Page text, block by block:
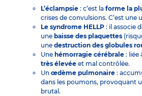
L’éclampsie : c’est la forme la
crises de convulsions. C’est une
Le syndrome HELLP : il associe
une baisse des plaquettes
une destruction des globules
Une hémorragie cérébrale : liée
très élevée et mal contrôlée.
Un œdème pulmonaire :
dans les poumons, provoquant
brutal.